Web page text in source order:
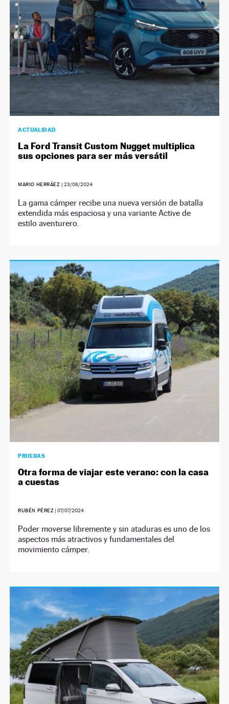
ACTUALIDAD
La Ford Transit Custom Nugget multiplica
sus opciones para ser más versátil
MARIO HERRÁEZ | 23/08/2024
La gama cámper recibe una nueva versión de batalla
extendida más espaciosa y una variante Active de
estilo aventurero.
PRUEBAS
Otra forma de viajar este verano: con la casa
a cuestas
RUBÉN PÉREZ |07/07/2024
Poder moverse libremente y sin ataduras es uno de los
aspectos más atractivos y fundamentales del
movimiento cámper.